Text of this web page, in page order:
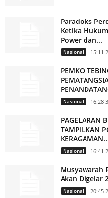
Paradoks
Ketika
Power dan...
Nasional 15:11
PEMKO
Nasional 16:28
PAGELARAN
TAMPILKAN
KERAGAMAN...
Nasional 16:41
Musyawarah
Akan Digelar
Nasional 20:45